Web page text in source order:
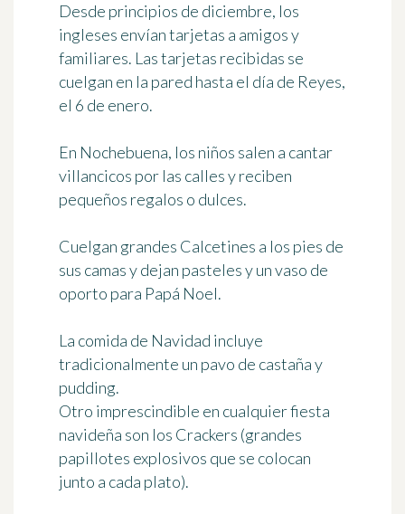
Desde principios de diciembre, los
ingleses envían tarjetas a amigos y
familiares. Las tarjetas recibidas se
cuelgan en la pared hasta el día de Reyes,
el 6 de enero.
En Nochebuena, los niños salen a cantar
villancicos por las calles y reciben
pequeños regalos o dulces.
Cuelgan grandes Calcetines a los pies de
sus camas y dejan pasteles y un vaso de
oporto para Papá Noel.
La comida de Navidad incluye
tradicionalmente un pavo de castañay
pudding.
Otro imprescindible en cualquier fiesta
navideña son los Crackers (grandes
papillotes explosivos que se colocan
junto a cada plato).